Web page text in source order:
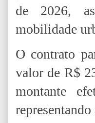
de 2026,
mobilidade
O contrato
valor de R$
montante